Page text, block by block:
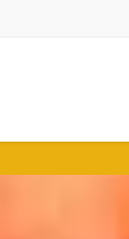
に
移
ョ
ン